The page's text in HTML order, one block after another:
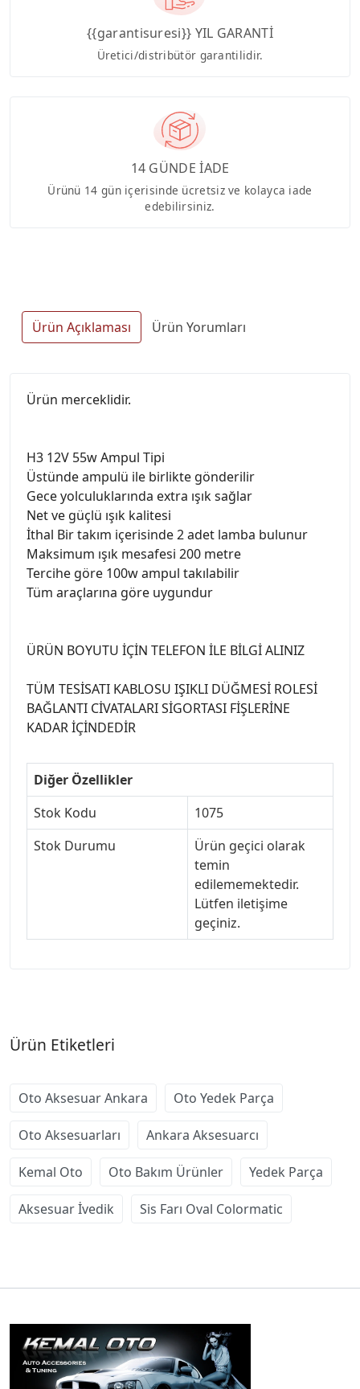
{{garantisuresi}} YIL GARANTİ
Üretici/distribütör garantilidir.
14 GÜNDE İADE
Ürünü 14 gün içerisinde ücretsiz ve kolayca iade
edebilirsiniz.
Ürün Açıklaması Ürün Yorumları
Ürün merceklidir.
H3 12V 55w Ampul Tipi
Üstünde ampulü ile birlikte gönderilir
Gece yolculuklarında extra ışık sağlar
Net ve güçlü ışık kalitesi
İthal Bir takım içerisinde 2 adet lamba bulunur
Maksimum ışık mesafesi 200 metre
Tercihe göre 100w ampul takılabilir
Tüm araçlarına göre uygundur
ÜRÜN BOYUTU İÇİN TELEFON İLE BİLGİ ALINIZ
TÜM TESİSATI KABLOSU IŞIKLI DÜĞMESİ ROLESİ
BAĞLANTI CİVATALARI SİGORTASI FİŞLERİNE
KADAR İÇİNDEDİR
Diğer Özellikler
Stok Kodu
1075
Stok Durumu
Ürün geçici olarak
temin
edilememektedir.
Lütfen iletişime
geçiniz.
Ürün Etiketleri
Oto Aksesuar Ankara Oto Yedek Parça
Oto Aksesuarları Ankara Aksesuarcı
Kemal Oto Oto Bakım Ürünler Yedek Parça
Aksesuar İvedik Sis Farı Oval Colormatic